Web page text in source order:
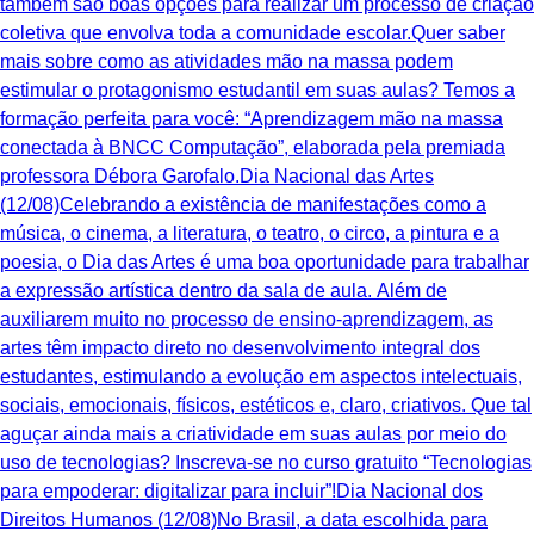
também são boas opções para realizar um processo de criação
coletiva que envolva toda a comunidade escolar.Quer saber
mais sobre como as atividades mão na massa podem
estimular o protagonismo estudantil em suas aulas? Temos a
formação perfeita para você: “Aprendizagem mão na massa
conectada à BNCC Computação”, elaborada pela premiada
professora Débora Garofalo.Dia Nacional das Artes
(12/08)Celebrando a existência de manifestações como a
música, o cinema, a literatura, o teatro, o circo, a pintura e a
poesia, o Dia das Artes é uma boa oportunidade para trabalhar
a expressão artística dentro da sala de aula. Além de
auxiliarem muito no processo de ensino-aprendizagem, as
artes têm impacto direto no desenvolvimento integral dos
estudantes, estimulando a evolução em aspectos intelectuais,
sociais, emocionais, físicos, estéticos e, claro, criativos. ‍Que tal
aguçar ainda mais a criatividade em suas aulas por meio do
uso de tecnologias? Inscreva-se no curso gratuito “Tecnologias
para empoderar: digitalizar para incluir”!Dia Nacional dos
Direitos Humanos (12/08)No Brasil, a data escolhida para